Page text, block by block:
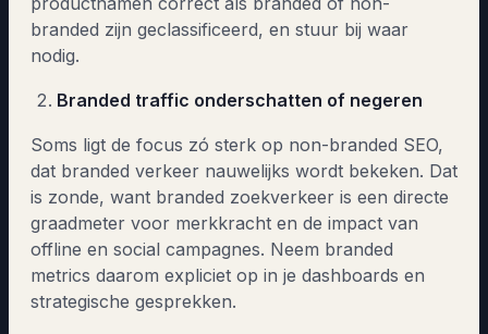
branded zijn geclassificeerd, en stuur bij waar
nodig.
Branded traffic onderschatten of negeren
Soms ligt de focus zó sterk op non-branded SEO,
dat branded verkeer nauwelijks wordt bekeken. Dat
is zonde, want branded zoekverkeer is een directe
graadmeter voor merkkracht en de impact van
offline en social campagnes. Neem branded
metrics daarom expliciet op in je dashboards en
strategische gesprekken.